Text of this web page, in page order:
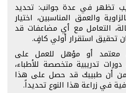
تظهر في عدة جوانب: تحديد
والعمق المناسبين، اختيار
التعامل مع أي مضاعفات قد
تحقيق استقرار أولي كافٍ.
أو مؤهل للعمل على
تدريبية متخصصة للأطباء،
أن طبيبك قد حصل على هذا
في زراعة هذا النوع تحديداً.